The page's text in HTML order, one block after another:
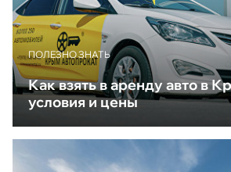
ПОЛЕЗНО ЗНАТЬ
Как взять в аренду авто в
условия и цены